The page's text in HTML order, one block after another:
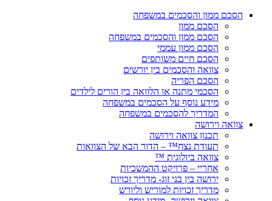
הסכם ממון והסכמים במשפחה
הסכם ממון
הסכם ממון והסכמים במשפחה
הסכם ממון עממי
הסכם חיים משותפים
צוואה והסכמים בין יורשים
הסכם הפריה
הסכמי מתנה או הלוואה בין הורים לילדים
מידע נוסף על הסכמים במשפחה
המדריך להסכמים במשפחה
צוואה וירושה
תכנון צוואה וירושה
תעודת נצח™ – הדור הבא של הצוואות
צוואה ביולוגית ™
אחריי – פרויקט ההמשכיות
ירושה בין בני זוג- מדריך זכויות
מדריך זכויות למוריש וליורש